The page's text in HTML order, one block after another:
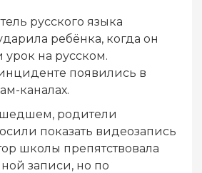
русского языка
ребёнка, когда он
урок на русском.
появились в
каналах.
родители
показать видеозапись
школы препятствовала
записи, но по